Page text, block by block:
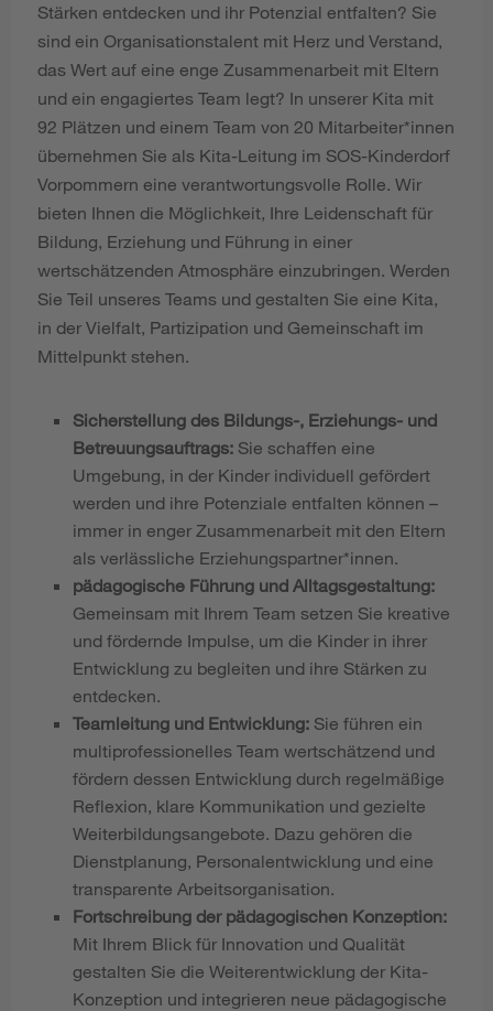
Stärken entdecken und ihr Potenzial entfalten? Sie
sind ein Organisationstalent mit Herz und Verstand,
das Wert auf eine enge Zusammenarbeit mit Eltern
und ein engagiertes Team legt? In unserer Kita mit
92 Plätzen und einem Team von 20 Mitarbeiter*innen
übernehmen Sie als Kita-Leitung im SOS-Kinderdorf
Vorpommern eine verantwortungsvolle Rolle. Wir
bieten Ihnen die Möglichkeit, Ihre Leidenschaft für
Bildung, Erziehung und Führung in einer
wertschätzenden Atmosphäre einzubringen. Werden
Sie Teil unseres Teams und gestalten Sie eine Kita,
in der Vielfalt, Partizipation und Gemeinschaft im
Mittelpunkt stehen.
Sicherstellung des Bildungs-, Erziehungs- und
Betreuungsauftrags: Sie schaffen eine
Umgebung, in der Kinder individuell gefördert
werden und ihre Potenziale entfalten können –
immer in enger Zusammenarbeit mit den Eltern
als verlässliche Erziehungspartner*innen.
pädagogische Führung und Alltagsgestaltung:
Gemeinsam mit Ihrem Team setzen Sie kreative
und fördernde Impulse, um die Kinder in ihrer
Entwicklung zu begleiten und ihre Stärken zu
entdecken.
Teamleitung und Entwicklung: Sie führen ein
multiprofessionelles Team wertschätzend und
fördern dessen Entwicklung durch regelmäßige
Reflexion, klare Kommunikation und gezielte
Weiterbildungsangebote. Dazu gehören die
Dienstplanung, Personalentwicklung und eine
transparente Arbeitsorganisation.
Fortschreibung der pädagogischen Konzeption:
Mit Ihrem Blick für Innovation und Qualität
gestalten Sie die Weiterentwicklung der Kita-
Konzeption und integrieren neue pädagogische